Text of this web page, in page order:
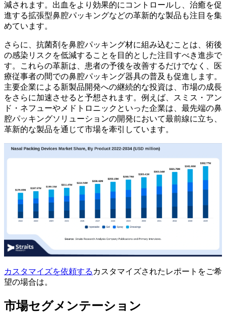
減されます。出血をより効果的にコントロールし、治癒を促
進する拡張型鼻腔パッキングなどの革新的な製品も注目を集
めています。
さらに、抗菌剤を鼻腔パッキング材に組み込むことは、術後
の感染リスクを低減することを目的とした注目すべき進歩で
す。これらの革新は、患者の予後を改善するだけでなく、医
療従事者の間での鼻腔パッキング器具の普及も促進します。
主要企業による新製品開発への継続的な投資は、市場の成長
をさらに加速させると予想されます。例えば、スミス・アン
ド・ネフューやメドトロニックといった企業は、最先端の鼻
腔パッキングソリューションの開発において最前線に立ち、
革新的な製品を通じて市場を牽引しています。
カスタマイズを依頼する カスタマイズされたレポートをご希
望の場合は。
市場セグメンテーション